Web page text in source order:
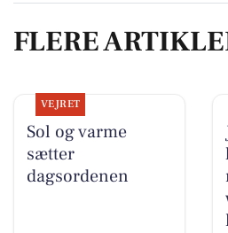
FLERE
VEJRET
Sol og varme
sætter
dagsordenen